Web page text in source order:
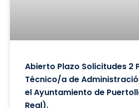
Abierto Plazo Solicitudes 2
Técnico/a de
el Ayuntamiento de
Real).